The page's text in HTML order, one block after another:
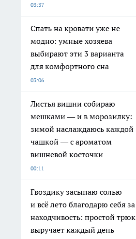
03:37
Спать на кровати уже не
модно: умные хозяева
выбирают эти 3 варианта
для комфортного сна
03:06
Листья вишни собираю
мешками — и в морозилку:
зимой наслаждаюсь каждой
чашкой — с ароматом
вишневой косточки
00:11
Гвоздику засыпаю солью —
и всё лето благодарю себя за
находчивость: простой трюк
выручает каждый день